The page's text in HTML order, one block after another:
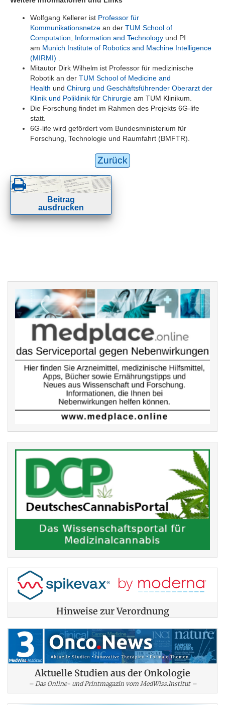
Wolfgang Kellerer ist Professor für
Kommunikationsnetze an der TUM School of
Computation, Information and Technology und PI
am Munich Institute of Robotics and Machine Intelligence
(MIRMI)
Mitautor Dirk Wilhelm ist Professor für medizinische
Robotik an der TUM School of Medicine and
Health und Chirurg und Geschäftsführender Oberarzt der
Klinik und Poliklinik für Chirurgie am TUM Klinikum.
Die Forschung findet im Rahmen des Projekts 6G-life
statt.
6G-life wird gefördert vom Bundesministerium für
Forschung, Technologie und Raumfahrt (BMFTR).
Zurück
Beitrag
ausdrucken
Hinweise zur Verordnung
Aktuelle Studien aus der Onkologie
– Das Online- und Printmagazin vom MedWiss.Institut –